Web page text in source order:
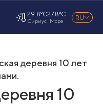
29.8°C
Сириус
27.8°C
Море RU
деревня 10 лет
10